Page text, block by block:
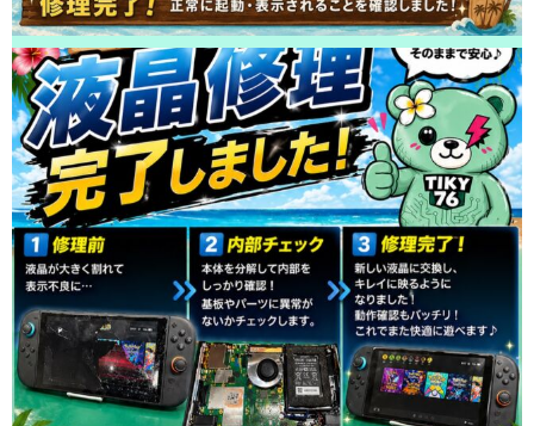
した！ありがとうございました！
2026/04/30
柏市よりお越しのお客様のiPhone11の基板修理をさせて頂きました！あり
がとうございました！
2026/04/29
柏市よりお越しのお客様のiPhone13ProMaxのガラス交換をさせて頂きまし
た！ありがとうございました！
2026/04/29
松戸市よりお越しのお客様のSwitchの充電不良修理をさせて頂きました！
ありがとうございました！
2026/04/28
松戸市よりお越しのお客様のAndroidの充電不良修理をさせて頂きました！
ありがとうございました！
2026/04/28
鎌ヶ谷市よりお越しのお客様のiPhone13のナノナインガラスコーティング
をさせて頂きました！ありがとうございました！
2026/04/27
松戸市よりお越しのお客様のiPhoneSE3の液晶交換をさせて頂きました！
ありがとうございました！
2026/04/27
松戸市よりお越しのお客様のiPhone14Proの基板修理をさせて頂きました！